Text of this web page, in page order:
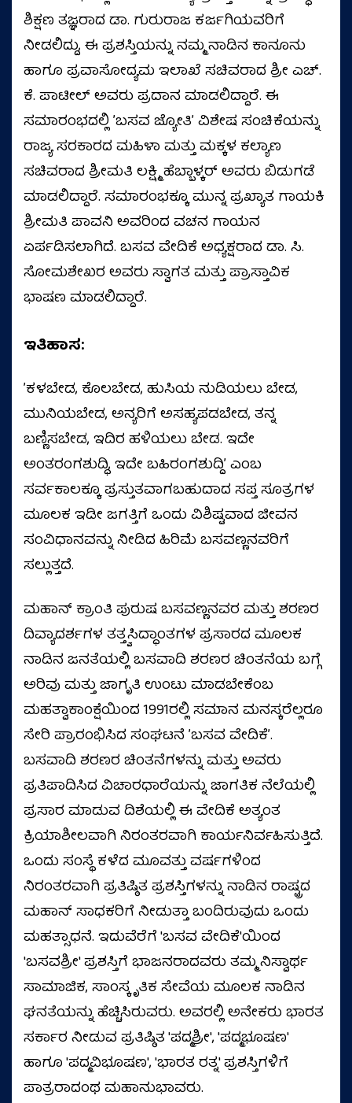
ಶಿಕ್ಷಣ ತಜ್ಞರಾದ ಡಾ. ಗುರುರಾಜ ಕರ್ಜಗಿಯವರಿಗೆ
ನೀಡಲಿದ್ದು, ಈ ಪ್ರಶಸ್ತಿಯನ್ನು ನಮ್ಮ ನಾಡಿನ ಕಾನೂನು
ಹಾಗೂ ಪ್ರವಾಸೋದ್ಯಮ ಇಲಾಖೆ ಸಚಿವರಾದ ಶ್ರೀ ಎಚ್.
ಕೆ. ಪಾಟೀಲ್ ಅವರು ಪ್ರದಾನ ಮಾಡಲಿದ್ದಾರೆ. ಈ
ಸಮಾರಂಭದಲ್ಲಿ ʼಬಸವ ಜ್ಯೋತಿʼ ವಿಶೇಷ ಸಂಚಿಕೆಯನ್ನು
ರಾಜ್ಯ ಸರಕಾರದ ಮಹಿಳಾ ಮತ್ತು ಮಕ್ಕಳ ಕಲ್ಯಾಣ
ಸಚಿವರಾದ ಶ್ರೀಮತಿ ಲಕ್ಷ್ಮಿ ಹೆಬ್ಬಾಳ್ಕರ್ ಅವರು ಬಿಡುಗಡೆ
ಮಾಡಲಿದ್ದಾರೆ. ಸಮಾರಂಭಕ್ಕೂ ಮುನ್ನ ಪ್ರಖ್ಯಾತ ಗಾಯಕಿ
ಶ್ರೀಮತಿ ಪಾವನಿ ಅವರಿಂದ ವಚನ ಗಾಯನ
ಏರ್ಪಡಿಸಲಾಗಿದೆ. ಬಸವ ವೇದಿಕೆ ಅಧ್ಯಕ್ಷರಾದ ಡಾ. ಸಿ.
ಸೋಮಶೇಖರ ಅವರು ಸ್ವಾಗತ ಮತ್ತು ಪ್ರಾಸ್ತಾವಿಕ
ಭಾಷಣ ಮಾಡಲಿದ್ದಾರೆ.
ಇತಿಹಾಸ:
ʼಕಳಬೇಡ, ಕೊಲಬೇಡ, ಹುಸಿಯ ನುಡಿಯಲು ಬೇಡ,
ಮುನಿಯಬೇಡ, ಅನ್ಯರಿಗೆ ಅಸಹ್ಯಪಡಬೇಡ, ತನ್ನ
ಬಣ್ಣಿಸಬೇಡ, ಇದಿರ ಹಳಿಯಲು ಬೇಡ. ಇದೇ
ಅಂತರಂಗಶುದ್ಧಿ, ಇದೇ ಬಹಿರಂಗಶುದ್ದಿʼ ಎಂಬ
ಸರ್ವಕಾಲಕ್ಕೂ ಪ್ರಸ್ತುತವಾಗಬಹುದಾದ ಸಪ್ತ ಸೂತ್ರಗಳ
ಮೂಲಕ ಇಡೀ ಜಗತ್ತಿಗೆ ಒಂದು ವಿಶಿಷ್ಟವಾದ ಜೀವನ
ಸಂವಿಧಾನವನ್ನು ನೀಡಿದ ಹಿರಿಮೆ ಬಸವಣ್ಣನವರಿಗೆ
ಸಲ್ಲುತ್ತದೆ.
ಮಹಾನ್ ಕ್ರಾಂತಿ ಪುರುಷ ಬಸವಣ್ಣನವರ ಮತ್ತು ಶರಣರ
ದಿವ್ಯಾದರ್ಶಗಳ ತತ್ತ್ವಸಿದ್ಧಾಂತಗಳ ಪ್ರಸಾರದ ಮೂಲಕ
ನಾಡಿನ ಜನತೆಯಲ್ಲಿ ಬಸವಾದಿ ಶರಣರ ಚಿಂತನೆಯ ಬಗ್ಗೆ
ಅರಿವು ಮತ್ತು ಜಾಗೃತಿ ಉಂಟು ಮಾಡಬೇಕೆಂಬ
ಮಹತ್ವಾಕಾಂಕ್ಷೆಯಿಂದ 1991ರಲ್ಲಿ ಸಮಾನ ಮನಸ್ಕರೆಲ್ಲರೂ
ಸೇರಿ ಪ್ರಾರಂಭಿಸಿದ ಸಂಘಟನೆ ʼಬಸವ ವೇದಿಕೆʼ.
ಬಸವಾದಿ ಶರಣರ ಚಿಂತನೆಗಳನ್ನು ಮತ್ತು ಅವರು
ಪ್ರತಿಪಾದಿಸಿದ ವಿಚಾರಧಾರೆಯನ್ನು ಜಾಗತಿಕ ನೆಲೆಯಲ್ಲಿ
ಪ್ರಸಾರ ಮಾಡುವ ದಿಶೆಯಲ್ಲಿ ಈ ವೇದಿಕೆ ಅತ್ಯಂತ
ಕ್ರಿಯಾಶೀಲವಾಗಿ ನಿರಂತರವಾಗಿ ಕಾರ್ಯನಿರ್ವಹಿಸುತ್ತಿದೆ.
ಒಂದು ಸಂಸ್ಥೆ ಕಳೆದ ಮೂವತ್ತು ವರ್ಷಗಳಿಂದ
ನಿರಂತರವಾಗಿ ಪ್ರತಿಷ್ಠಿತ ಪ್ರಶಸ್ತಿಗಳನ್ನು ನಾಡಿನ ರಾಷ್ಟ್ರದ
ಮಹಾನ್ ಸಾಧಕರಿಗೆ ನೀಡುತ್ತಾ ಬಂದಿರುವುದು ಒಂದು
ಮಹತ್ಸಾಧನೆ. ಇದುವೆರೆಗೆ 'ಬಸವ ವೇದಿಕೆ'ಯಿಂದ
'ಬಸವಶ್ರೀ' ಪ್ರಶಸ್ತಿಗೆ ಭಾಜನರಾದವರು ತಮ್ಮ ನಿಸ್ವಾರ್ಥ
ಸಾಮಾಜಿಕ, ಸಾಂಸ್ಕೃತಿಕ ಸೇವೆಯ ಮೂಲಕ ನಾಡಿನ
ಘನತೆಯನ್ನು ಹೆಚ್ಚಿಸಿರುವರು. ಅವರಲ್ಲಿ ಅನೇಕರು ಭಾರತ
ಸರ್ಕಾರ ನೀಡುವ ಪ್ರತಿಷ್ಠಿತ 'ಪದ್ಮಶ್ರೀ', 'ಪದ್ಮಭೂಷಣ'
ಹಾಗೂ 'ಪದ್ಮವಿಭೂಷಣ', 'ಭಾರತ ರತ್ನ' ಪ್ರಶಸ್ತಿಗಳಿಗೆ
ಪಾತ್ರರಾದಂಥ ಮಹಾನುಭಾವರು.